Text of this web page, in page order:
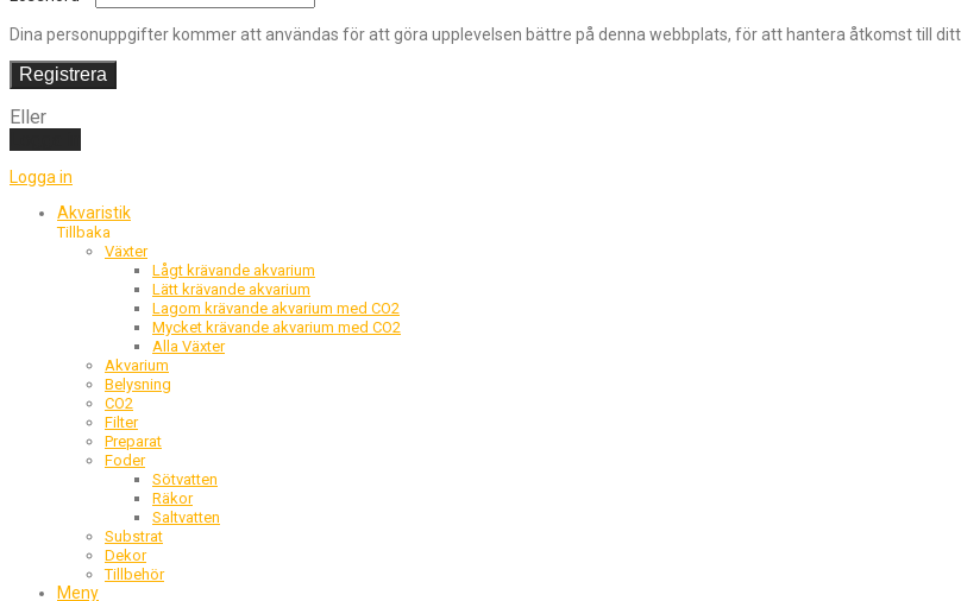
Dina personuppgifter kommer att användas för att göra upplevelsen bättre på denna webbplats, för att hantera åtkomst till
Registrera
Eller
Logga in
Akvaristik
Tillbaka
Växter
Lågt krävande akvarium
Lätt krävande akvarium
Lagom krävande akvarium med CO2
Mycket krävande akvarium med CO2
Alla Växter
Akvarium
Belysning
CO2
Filter
Preparat
Foder
Sötvatten
Räkor
Saltvatten
Substrat
Dekor
Tillbehör
Meny